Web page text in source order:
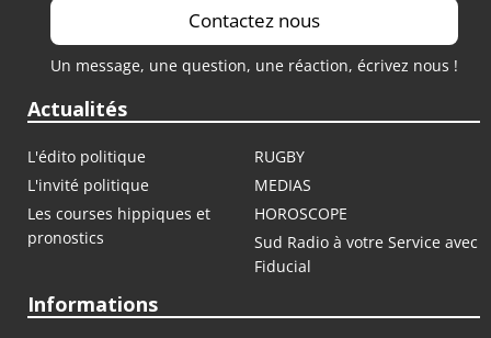
Contactez nous
Un message, une question, une réaction, écrivez nous !
Actualités
L'édito politique
RUGBY
L'invité politique
MEDIAS
Les courses hippiques et
pronostics
HOROSCOPE
Sud Radio à votre Service avec
Fiducial
Informations